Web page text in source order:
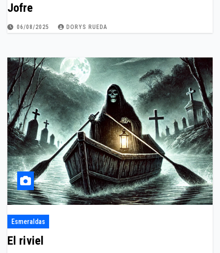
Jofre
06/08/2025 DORYS RUEDA
Esmeraldas
El riviel